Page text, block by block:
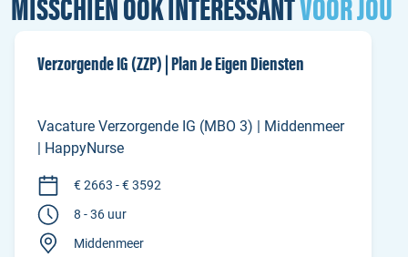
MISSCHIEN OOK INTERESSANTVOOR JOU
Verzorgende IG (ZZP) | Plan Je Eigen Diensten
Vacature Verzorgende IG (MBO 3) | Middenmeer
| HappyNurse
€ 2663 - € 3592
8 - 36 uur
Middenmeer